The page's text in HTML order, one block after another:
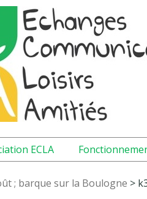
ECLA
; barque sur la Boulogne >